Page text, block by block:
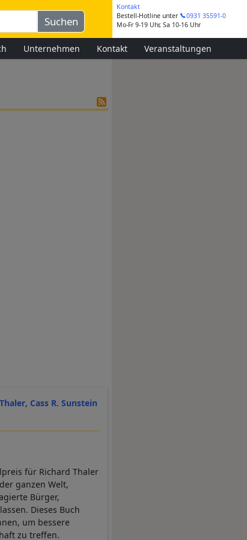
Kontakt
Bestell-Hotline unter
0931 35591-0
Mo-Fr 9-19 Uhr, Sa 10-16 Uhr
Unternehmen Kontakt Veranstaltungen
Cass R. Sunstein
für Richard Thaler
ganzen Welt,
Bürger,
Dieses Buch
um bessere
zu treffen.